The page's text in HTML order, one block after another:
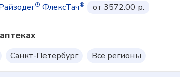
® ФлексТач® от 3572.00 р.
Санкт-Петербург Все регионы